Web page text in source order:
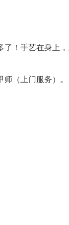
！手艺在身上，
（上门服务）。